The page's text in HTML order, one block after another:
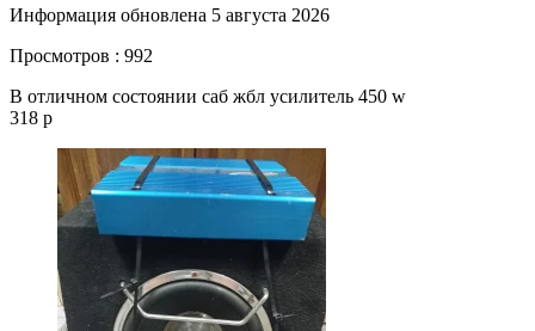
Информация обновлена 5 августа 2026
Просмотров : 992
В отличном состоянии саб жбл усилитель 450 w
318 р